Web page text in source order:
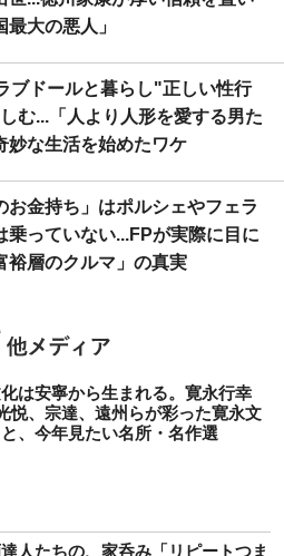
最大の悪人」
ブドールと暮らし"正しい性行
む...「人より人形を愛する男た
妙な生活を始めたワケ
お金持ち」はポルシェやフェラ
乗っていない...FPが実際に目に
裕層のクルマ」の真実
は安寧から生まれる。寛永行幸
悦、宗達、遠州らが彩った寛永文
、今年見たい名所・名作選
達人たちの、家呑み「リピートつま